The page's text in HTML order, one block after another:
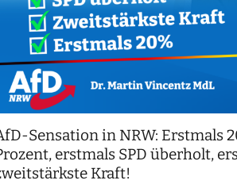
Sensation in NRW: Erstmals
erstmals SPD überholt,
Kraft!